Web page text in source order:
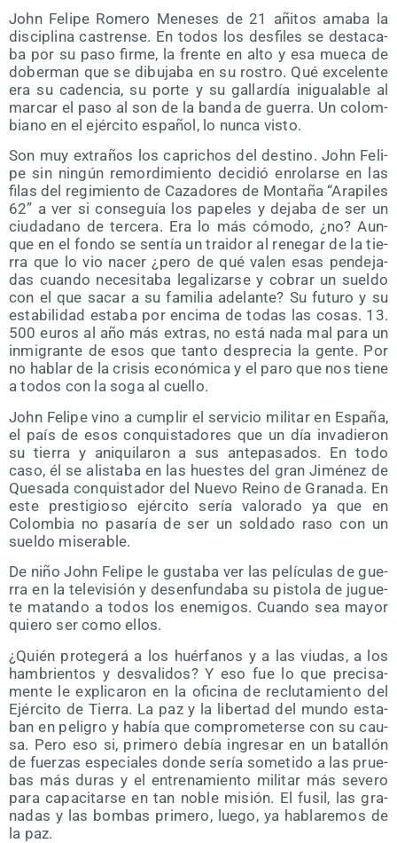
John Feli­pe Rome­ro Mene­ses de 21 añi­tos ama­ba la
dis­ci­pli­na cas­tren­se. En todos los des­fi­les se des­ta­ca­
ba por su paso fir­me, la fren­te en alto y esa mue­ca de
dober­man que se dibu­ja­ba en su ros­tro. Qué exce­len­te
era su caden­cia, su por­te y su gallar­día inigua­la­ble al
mar­car el paso al son de la ban­da de gue­rra. Un colom­
biano en el ejér­ci­to espa­ñol, lo nun­ca visto.
Son muy extra­ños los capri­chos del des­tino. John Feli­
pe sin nin­gún remor­di­mien­to deci­dió enro­lar­se en las
filas del regi­mien­to de Caza­do­res de Mon­ta­ña “Ara­pi­les
62” a ver si con­se­guía los pape­les y deja­ba de ser un
ciu­da­dano de ter­ce­ra. Era lo más cómo­do, ¿no? Aun­
que en el fon­do se sen­tía un trai­dor al rene­gar de la tie­
rra que lo vio nacer ¿pero de qué valen esas pen­de­ja­
das cuan­do nece­si­ta­ba lega­li­zar­se y cobrar un suel­do
con el que sacar a su fami­lia ade­lan­te? Su futu­ro y su
esta­bi­li­dad esta­ba por enci­ma de todas las cosas. 13.
500 euros al año más extras, no está nada mal para un
inmi­gran­te de esos que tan­to des­pre­cia la gen­te. Por
no hablar de la cri­sis eco­nó­mi­ca y el paro que nos tie­ne
a todos con la soga al cuello.
John Feli­pe vino a cum­plir el ser­vi­cio mili­tar en Espa­ña,
el país de esos con­quis­ta­do­res que un día inva­die­ron
su tie­rra y ani­qui­la­ron a sus ante­pa­sa­dos. En todo
caso, él se alis­ta­ba en las hues­tes del gran Jimé­nez de
Que­sa­da con­quis­ta­dor del Nue­vo Rei­no de Gra­na­da. En
este pres­ti­gio­so ejér­ci­to sería valo­ra­do ya que en
Colom­bia no pasa­ría de ser un sol­da­do raso con un
suel­do miserable.
De niño John Feli­pe le gus­ta­ba ver las pelí­cu­las de gue­
rra en la tele­vi­sión y des­en­fun­da­ba su pis­to­la de jugue­
te matan­do a todos los enemi­gos. Cuan­do sea mayor
quie­ro ser como ellos.
¿Quién pro­te­ge­rá a los huér­fa­nos y a las viu­das, a los
ham­brien­tos y des­va­li­dos? Y eso fue lo que pre­ci­sa­
men­te le expli­ca­ron en la ofi­ci­na de reclu­ta­mien­to del
Ejér­ci­to de Tie­rra. La paz y la liber­tad del mun­do esta­
ban en peli­gro y había que com­pro­me­ter­se con su cau­
sa. Pero eso si, pri­me­ro debía ingre­sar en un bata­llón
de fuer­zas espe­cia­les don­de sería some­ti­do a las prue­
bas más duras y el entre­na­mien­to mili­tar más seve­ro
para capa­ci­tar­se en tan noble misión. El fusil, las gra­
na­das y las bom­bas pri­me­ro, lue­go, ya habla­re­mos de
la paz.